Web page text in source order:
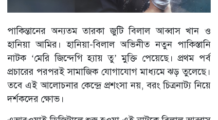
পাকিন্তানের অন্যতম তারকা জুটি বিলাল আব্বাস খান ও
হানিয়া আমির। হানিয়া-বিলাল অভিনীত নতুন পাকিস্তানি
নাটক ‘মেরি জিন্দেগি হ্যায় তু’ মুক্তি পেয়েছে। প্রথম পর্ব
প্রচারের পরপরই সামাজিক যোগাযোগ মাধ্যমে ঝড় তুলেছে।
তবে এই আলোচনার কেন্দ্রে প্রশংসা নয়, বরং চিত্রনাট্য নিয়ে
দর্শকদের ক্ষোভ।